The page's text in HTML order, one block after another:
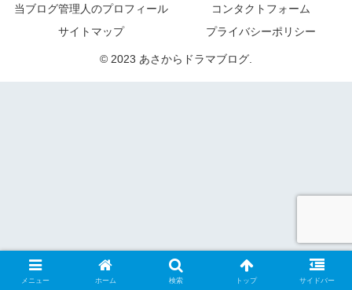
当ブログ管理人のプロフィール
コンタクトフォーム
サイトマップ
プライバシーポリシー
© 2023 あさからドラマブログ.
メニュー ホーム 検索 トップ サイドバー